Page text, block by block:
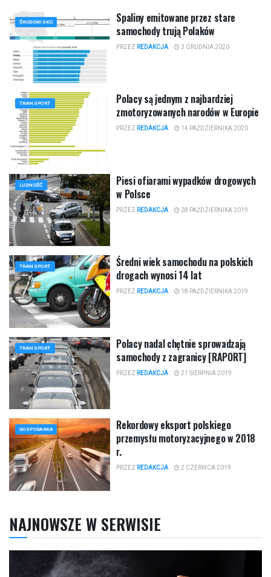
ŚRODOWISKO
Spaliny emitowane przez stare
samochody trują Polaków
PRZEZ REDAKCJA 3 GRUDNIA 2020
TRANSPORT
Polacy są jednym z najbardziej
zmotoryzowanych narodów w Europie
PRZEZ REDAKCJA 14 PAŹDZIERNIKA 2020
LUDNOŚĆ
Piesi ofiarami wypadków drogowych
w Polsce
PRZEZ REDAKCJA 28 PAŹDZIERNIKA 2019
TRANSPORT
Średni wiek samochodu na polskich
drogach wynosi 14 lat
PRZEZ REDAKCJA 18 PAŹDZIERNIKA 2019
TRANSPORT
Polacy nadal chętnie sprowadzają
samochody z zagranicy [RAPORT]
PRZEZ REDAKCJA 21 SIERPNIA 2019
GOSPODARKA
Rekordowy eksport polskiego
przemysłu motoryzacyjnego w 2018
r.
PRZEZ REDAKCJA 2 CZERWCA 2019
NAJNOWSZE W SERWISIE